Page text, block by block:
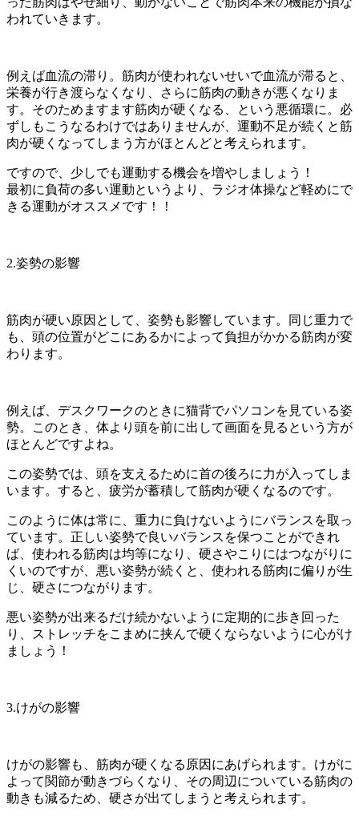
われていきます。
例えば血流の滞り。筋肉が使われないせいで血流が滞ると、
栄養が行き渡らなくなり、さらに筋肉の動きが悪くなりま
す。そのためますます筋肉が硬くなる、という悪循環に。必
ずしもこうなるわけではありませんが、運動不足が続くと筋
肉が硬くなってしまう方がほとんどと考えられます。
ですので、少しでも運動する機会を増やしましょう！
最初に負荷の多い運動というより、ラジオ体操など軽めにで
きる運動がオススメです！！
2.姿勢の影響
筋肉が硬い原因として、姿勢も影響しています。同じ重力で
も、頭の位置がどこにあるかによって負担がかかる筋肉が変
わります。
例えば、デスクワークのときに猫背でパソコンを見ている姿
勢。このとき、体より頭を前に出して画面を見るという方が
ほとんどですよね。
この姿勢では、頭を支えるために首の後ろに力が入ってしま
います。すると、疲労が蓄積して筋肉が硬くなるのです。
このように体は常に、重力に負けないようにバランスを取っ
ています。正しい姿勢で良いバランスを保つことができれ
ば、使われる筋肉は均等になり、硬さやこりにはつながりに
くいのですが、悪い姿勢が続くと、使われる筋肉に偏りが生
じ、硬さにつながります。
悪い姿勢が出来るだけ続かないように定期的に歩き回った
り、ストレッチをこまめに挟んで硬くならないように心がけ
ましょう！
3.けがの影響
けがの影響も、筋肉が硬くなる原因にあげられます。けがに
よって関節が動きづらくなり、その周辺についている筋肉の
動きも減るため、硬さが出てしまうと考えられます。